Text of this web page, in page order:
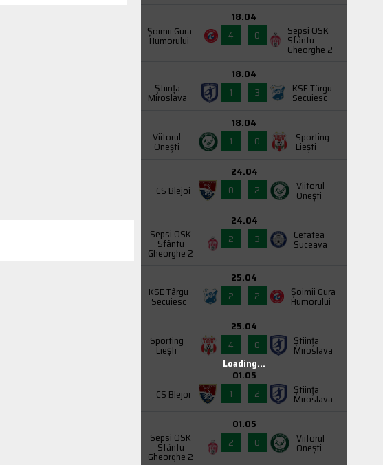
Şoimii Gura
Humorului
18.04
4
0 Sepsi OSK
Sfântu
Gheorghe 2
Știința
Miroslava
18.04
1
3 KSE Târgu
Secuiesc
Viitorul
Onești
18.04
1
0 Sporting
Liești
CS Blejoi
24.04
0
2 Viitorul
Onești
Sepsi OSK
Sfântu
Gheorghe 2
24.04
2
3 Cetatea
Suceava
KSE Târgu
Secuiesc
25.04
2
2 Şoimii Gura
Humorului
Sporting
Liești
25.04
4
0 Știința
Miroslava
CS Blejoi
01.05
1
2 Știința
Miroslava
Sepsi OSK
Sfântu
Gheorghe 2
01.05
2
0 Viitorul
Onești
Loading...